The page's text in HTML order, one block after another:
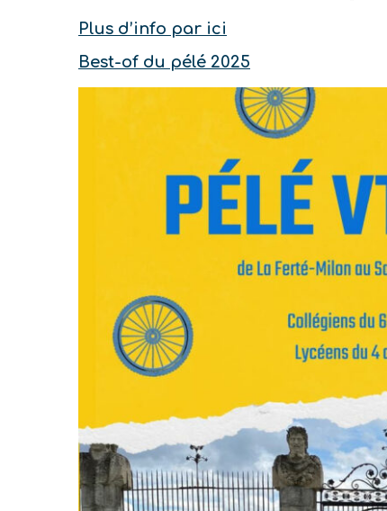
Plus d’info par ici
Best-of du pélé 2025